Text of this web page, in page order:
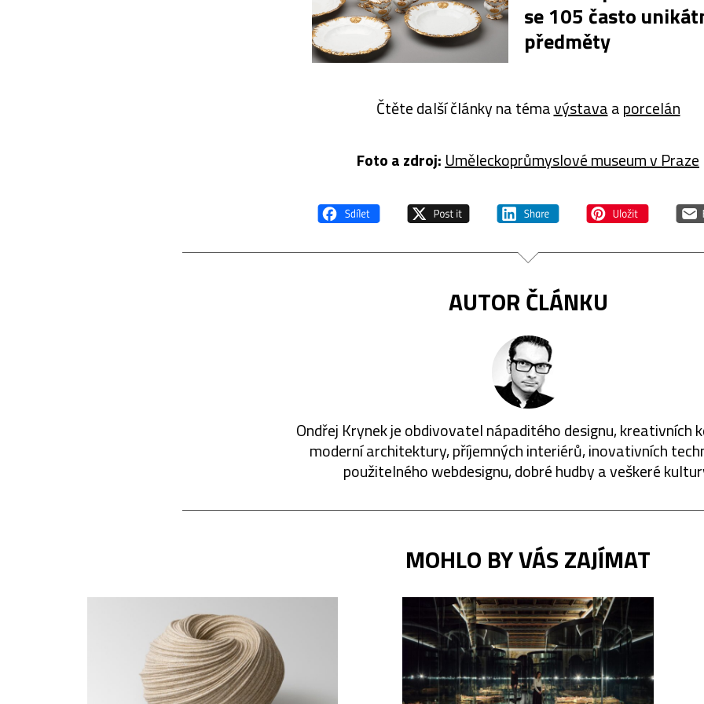
se 105 často
předměty
Čtěte další články na témavýstavaaporcelán
Foto a zdroj: Uměleckoprůmyslové museum v Praze
AUTOR ČLÁNKU
Ondřej Krynek je obdivovatel nápaditého designu, kreativních
moderní architektury, příjemných interiérů, inovativních
použitelného webdesignu, dobré hudby a veškeré
MOHLO BY VÁS ZAJÍMAT